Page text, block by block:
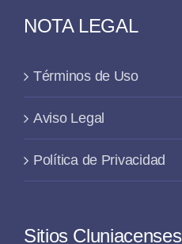
NOTA LEGAL
Términos de Uso
Aviso Legal
Política de Privacidad
Sitios Cluniacenses